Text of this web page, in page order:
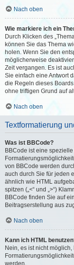
Nach oben
Wie markiere ich ein
Durch Klicken des
können Sie das Thema
holen. Wenn Sie den
möglicherweise
Zeit vergangen. Es ist
Sie einfach eine Antwort
die Regeln dieses
ohne triftigen Grund auf
Nach oben
Textformatierung
Was ist BBCode?
BBCode ist eine
von BBCode werden
auch durch Sie für jeden
ähnlich wie HTML
spitzen („<“ und „>“)
BBCode finden Sie auf
Beitragserstellung aus
Nach oben
Kann ich HTML
Nein, es ist nicht
werden.